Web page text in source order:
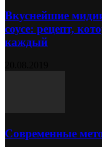
Вкуснейшие
соусе: рецепт,
каждый
Современные